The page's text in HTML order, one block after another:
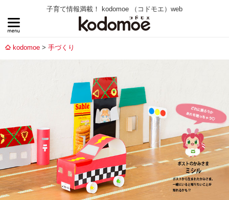
子育て情報満載！ kodomoe （コドモエ）web
kodomoe 手づくり